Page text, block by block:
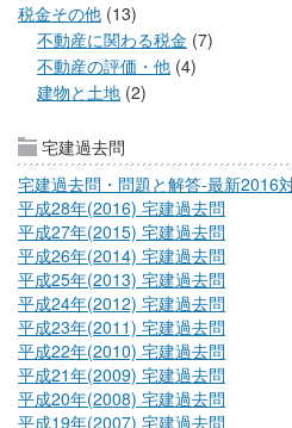
税金その他 (13)
不動産に関わる税金 (7)
不動産の評価・他 (4)
建物と土地 (2)
宅建過去問
宅建過去問・問題と解答-最新2016
平成28年(2016) 宅建過去問
平成27年(2015) 宅建過去問
平成26年(2014) 宅建過去問
平成25年(2013) 宅建過去問
平成24年(2012) 宅建過去問
平成23年(2011) 宅建過去問
平成22年(2010) 宅建過去問
平成21年(2009) 宅建過去問
平成20年(2008) 宅建過去問
平成19年(2007) 宅建過去問